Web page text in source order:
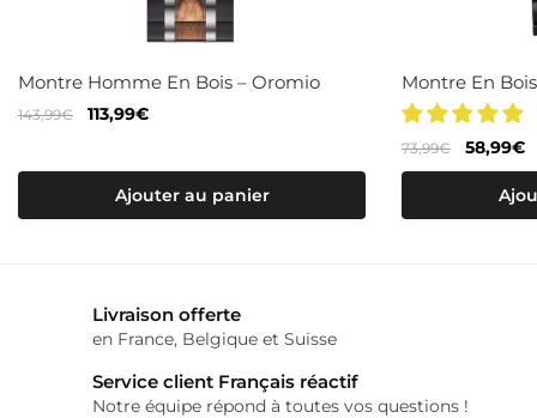
Montre Homme En Bois – Oromio
143,99€
Le
était :
143,99€.
113,99€Le
est :
113,99€.
Ajouter au panier
Montre En
73,99€
Le
prix
initial
était :
58,99€
Livraison offerte
en France, Belgique et Suisse
Service client Français réactif
Notre équipe répond à toutes vos questions !